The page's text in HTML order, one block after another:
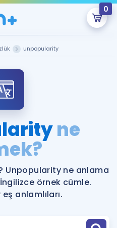
0
An Boş.
onlarca eğitim seni
İngilizce Gramer
unpopularity
ne
Unpopularity ne anlama
örnek cümle.
anlamlıları.